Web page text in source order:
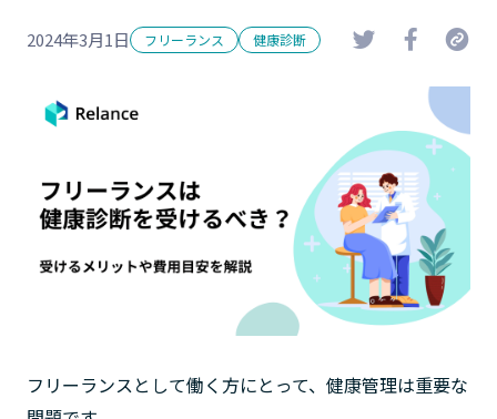
2024年3月1日 フリーランス 健康診断
フリーランスとして働く方にとって、健康管理は重要な